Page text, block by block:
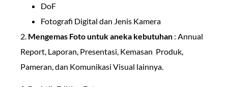
DoF
Fotografi Digital dan Jenis Kamera
2. Mengemas Foto untuk aneka kebutuhan : Annual
Report, Laporan, Presentasi, Kemasan Produk,
Pameran, dan Komunikasi Visual lainnya.